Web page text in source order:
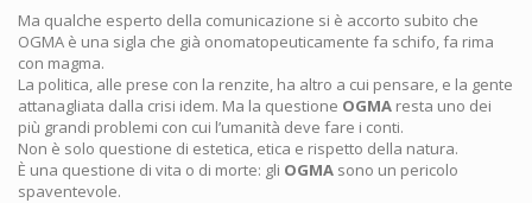
Ma qualche esperto della comunicazione si è accorto subito che
OGMA è una sigla che già onomatopeuticamente fa schifo, fa rima
con magma.
La politica, alle prese con la renzite, ha altro a cui pensare, e la gente
attanagliata dalla crisi idem. Ma la questione OGMA resta uno dei
più grandi problemi con cui l’umanità deve fare i conti.
Non è solo questione di estetica, etica e rispetto della natura.
È una questione di vita o di morte: gli OGMA sono un pericolo
spaventevole.